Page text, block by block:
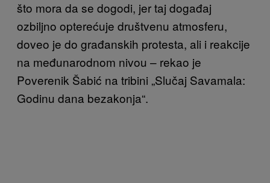
što mora da se dogodi, jer taj događaj
ozbiljno opterećuje društvenu atmosferu,
doveo je do građanskih protesta, ali i reakcije
na međunarodnom nivou – rekao je
Poverenik Šabić na tribini „Slučaj Savamala:
Godinu dana bezakonja“.